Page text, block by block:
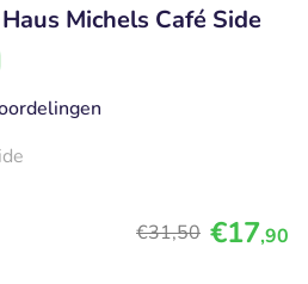
Michels Café Side
€31,50 €17,90